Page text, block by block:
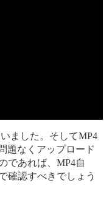
ました。そしてMP4
題なくアップロード
であれば、MP4自
確認すべきでしょう